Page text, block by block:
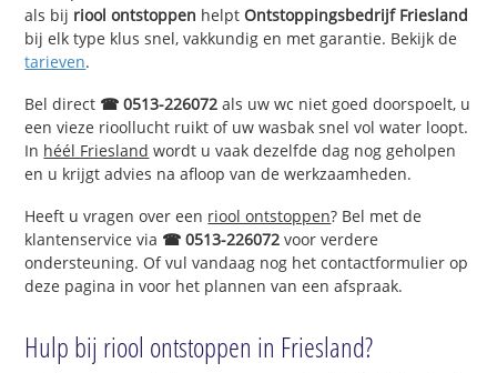
als bij riool ontstoppen helptOntstoppingsbedrijf Friesland
bij elk type klus snel, vakkundig en met garantie. Bekijk de
tarieven.
Bel direct ☎ 0513-226072 als uw wc niet goed doorspoelt, u
een vieze rioollucht ruikt of uw wasbak snel vol water loopt.
In héél Friesland wordt u vaak dezelfde dag nog geholpen
en u krijgt advies na afloop van de werkzaamheden.
Heeft u vragen over een riool ontstoppen? Bel met de
klantenservice via ☎ 0513-226072 voor verdere
ondersteuning. Of vul vandaag nog het contactformulier op
deze pagina in voor het plannen van een afspraak.
Hulp bij riool ontstoppen in Friesland?